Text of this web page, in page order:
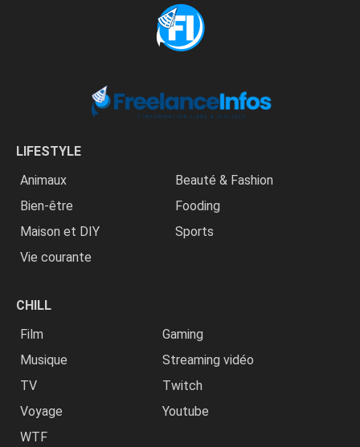
LIFESTYLE
Animaux
Beauté & Fashion
Bien-être
Fooding
Maison et DIY
Sports
Vie courante
CHILL
Film
Gaming
Musique
Streaming vidéo
TV
Twitch
Voyage
Youtube
WTF